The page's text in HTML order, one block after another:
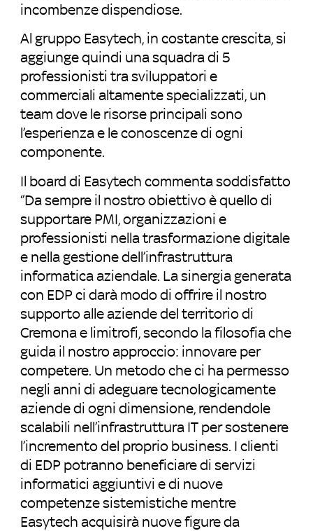
incombenze dispendiose.
Al gruppo Easytech, in costante crescita, si
aggiunge quindi una squadra di 5
professionisti tra sviluppatori e
commerciali altamente specializzati, un
team dove le risorse principali sono
l’esperienza e le conoscenze di ogni
componente.
Il board di Easytech commenta soddisfatto
‘’Da sempre il nostro obiettivo è quello di
supportare PMI, organizzazioni e
professionisti nella trasformazione digitale
e nella gestione dell’infrastruttura
informatica aziendale. La sinergia generata
con EDP ci darà modo di offrire il nostro
supporto alle aziende del territorio di
Cremona e limitrofi, secondo la filosofia che
guida il nostro approccio: innovare per
competere. Un metodo che ci ha permesso
negli anni di adeguare tecnologicamente
aziende di ogni dimensione, rendendole
scalabili nell’infrastruttura IT per sostenere
l’incremento del proprio business. I clienti
di EDP potranno beneficiare di servizi
informatici aggiuntivi e di nuove
competenze sistemistiche mentre
Easytech acquisirà nuove figure da